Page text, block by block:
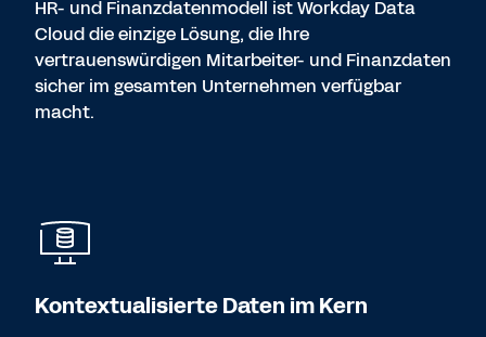
HR- und Finanzdatenmodell ist Workday Data
Cloud die einzige Lösung, die Ihre
vertrauenswürdigen Mitarbeiter- und Finanzdaten
sicher im gesamten Unternehmen verfügbar
macht.
Kontextualisierte Daten im Kern